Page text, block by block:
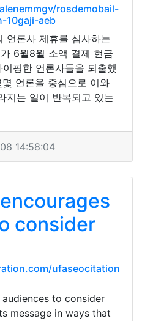
rosdemobail-
10gaji-aeb
언론사 제휴를 심사하는
6월8월 소액 결제 현금
핑한 언론사들을 퇴출했
언론을 중심으로 이와
지는 일이 반복되고 있는
14:58:04
consider
ufaseocitation
to consider
message in ways that